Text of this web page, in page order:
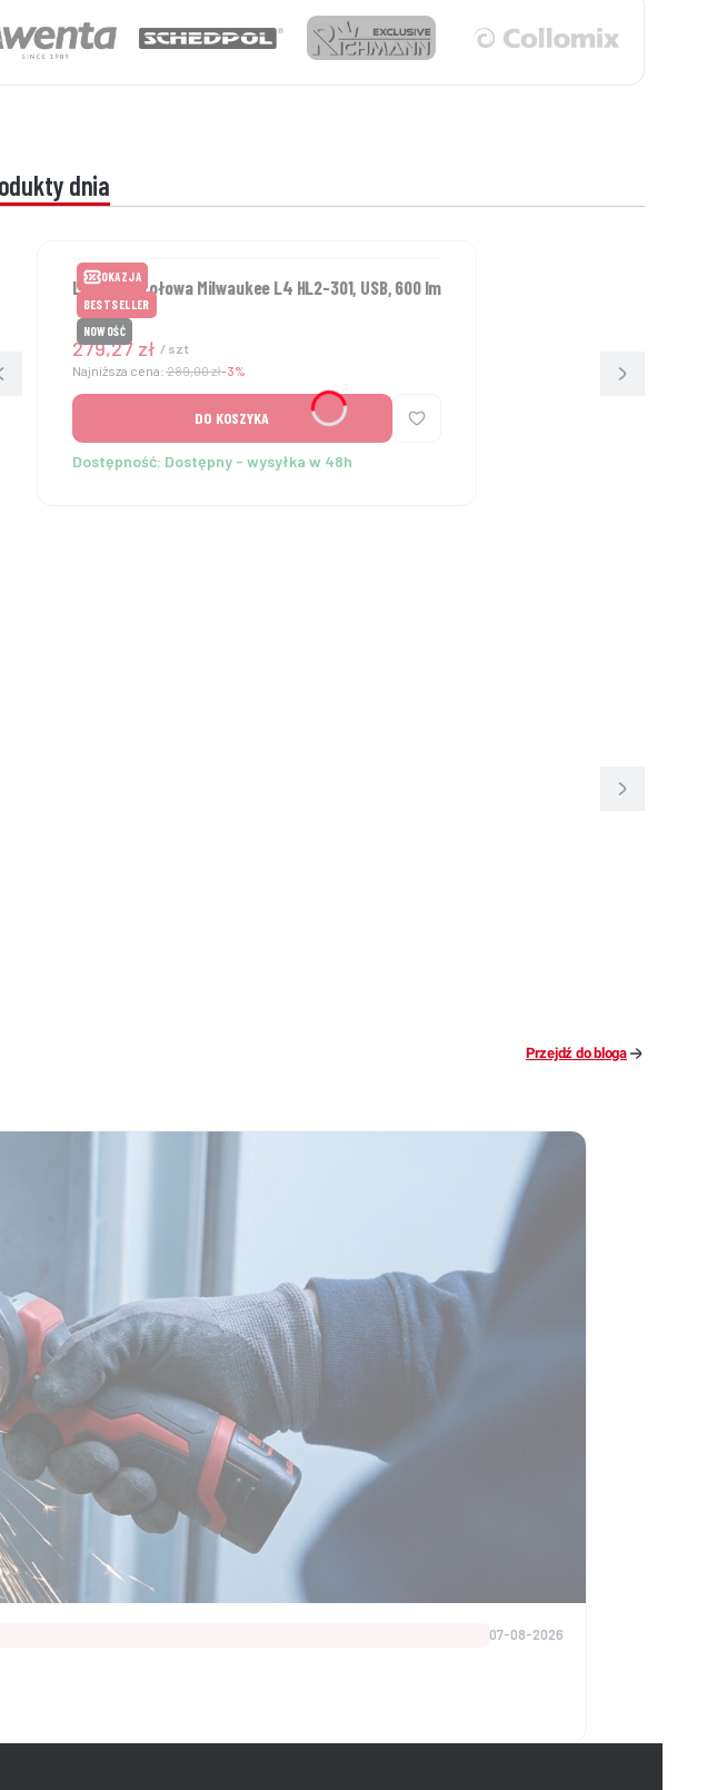
dnia
OKAZJA
BESTSELLER
NOWOŚĆ
Latarka czołowa Milwaukee L4 HL2-301, USB, 600 lm
Cena promocyjna
279,27 zł / szt
Najniższa cena:289,00 zł-3%
DO KOSZYKA
Dostępność: Dostępny - wysyłka w 48h
Przejdź do bloga
07-08-2026